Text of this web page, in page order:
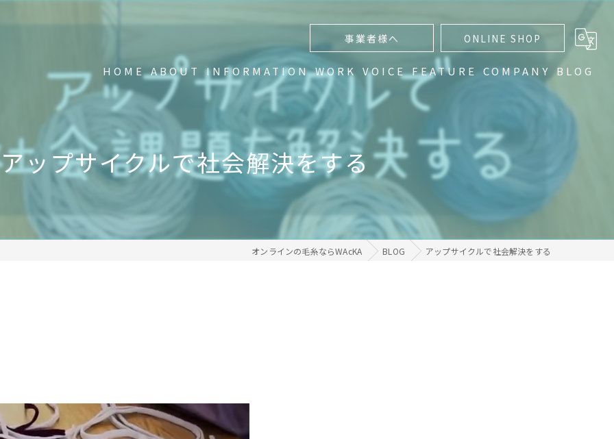
事業者様へ ONLINE SHOP
HOME ABOUT
新品の不要Tシャツ回収中
FAQ
事業内容
INFORMATION WORK VOICE FEATURE
通販
編み物
手編み
ハンドメイド
グラデーション
COMPANY BLOG
アップサイクルで社会解決をする
オンラインの毛糸ならWAcKA BLOG アップサイクルで社会解決をする